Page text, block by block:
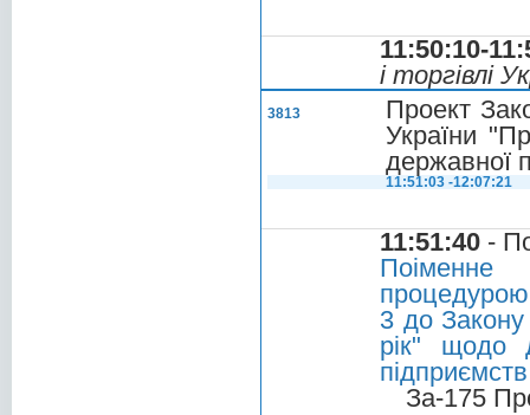
11:50:10-
і торгівлі
3813
Проект
України
державної
11:51:03 -12:07:21
11:51:40 -
Поіменне
3 до
рік" щодо
За-175